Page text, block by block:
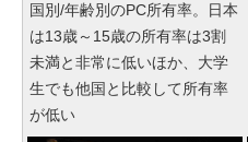
国別/年齢別のPC所有率。日本
は13歳～15歳の所有率は3割
未満と非常に低いほか、大学
生でも他国と比較して所有率
が低い